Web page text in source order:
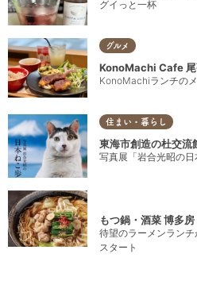
グイっと一杯
グルメ
KonoMachi Cafe 尾
KonoMachiランチの
住まい・暮らし
東海市創造の杜交流
写真展「岩合光昭の
もつ鍋・酒菜 博多房
待望のラーメンラン
スタート